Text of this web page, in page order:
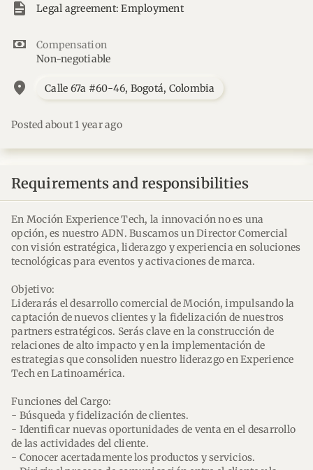
Legal agreement: Employment
Compensation
Non-negotiable
location_on Calle 67a #60-46, Bogotá, Colombia
Posted about 1 year ago
Requirements and responsibilities
En Moción Experience Tech, la innovación no es una
opción, es nuestro ADN. Buscamos un Director Comercial
con visión estratégica, liderazgo y experiencia en soluciones
tecnológicas para eventos y activaciones de marca.
Objetivo:
Liderarás el desarrollo comercial de Moción, impulsando la
captación de nuevos clientes y la fidelización de nuestros
partners estratégicos. Serás clave en la construcción de
relaciones de alto impacto y en la implementación de
estrategias que consoliden nuestro liderazgo en Experience
Tech en Latinoamérica.
Funciones del Cargo:
- Búsqueda y fidelización de clientes.
- Identificar nuevas oportunidades de venta en el desarrollo
de las actividades del cliente.
- Conocer acertadamente los productos y servicios.